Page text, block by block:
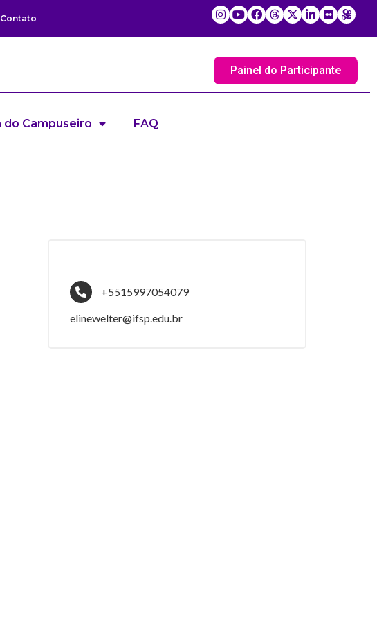
Contato
Painel do Participante
do Campuseiro FAQ
+5515997054079
elinewelter@ifsp.edu.br